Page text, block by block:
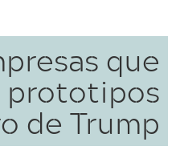
que
prototipos
de Trump